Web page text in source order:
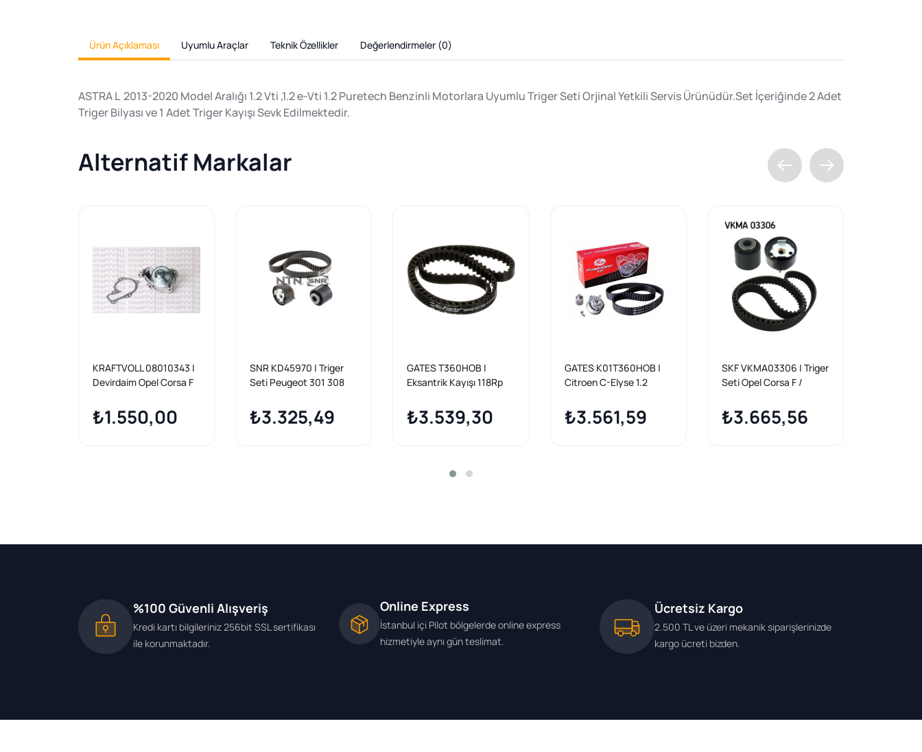
Ürün Açıklaması Uyumlu Araçlar Teknik Özellikler Değerlendirmeler (0)
ASTRA L 2013-2020 Model Aralığı 1.2 Vti ,1.2 e-Vti 1.2 Puretech Benzinli Motorlara Uyumlu Triger Seti Orjinal Yetkili Servis Ürünüdür.Set İçeriğinde 2 Adet
Triger Bilyası ve 1 Adet Triger Kayışı Sevk Edilmektedir.
Alternatif Markalar
KRAFTVOLL 08010343 |
Devirdaim Opel Corsa F
208 308 II 2008 3008
5008 Partner Tepee
₺1.550,00
SNR KD45970 | Triger
Seti Peugeot 301 308
Partner C1 C4 C-Elysee
Opel Corsa
₺3.325,49
GATES T360HOB |
Eksantrik Kayışı 118Rp
Elysee 1.2Vtı 12 C3 III 16
P208
₺3.539,30
GATES K01T360HOB |
Citroen C-Elyse 1.2
₺3.561,59
SKF VKMA03306 | Triger
Seti Opel Corsa F /
1.2
₺3.665,56
%100 Güvenli Alışveriş
Kredi kartı bilgileriniz 256bit SSL sertifikası
ile korunmaktadır.
Online Express
İstanbul içi Pilot bölgelerde online express
hizmetiyle aynı gün teslimat.
Ücretsiz Kargo
2.500 TL ve üzeri mekanik siparişlerinizde
kargo ücreti bizden.